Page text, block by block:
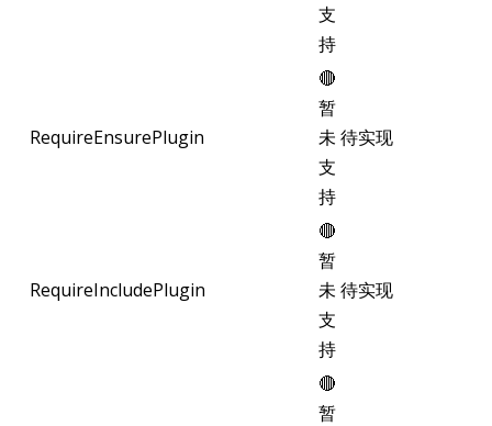
支
持
RequireEnsurePlugin
🔴
暂
未
支
持
待实现
RequireIncludePlugin
🔴
暂
未
支
持
待实现
🔴
暂